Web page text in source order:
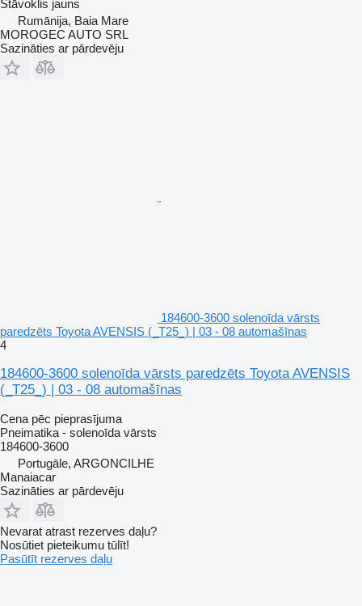
Stāvoklis jauns
Rumānija, Baia Mare
MOROGEC AUTO SRL
Sazināties ar pārdevēju
184600-3600 solenoīda vārsts
paredzēts Toyota AVENSIS (_T25_) | 03 - 08 automašīnas
4
184600-3600 solenoīda vārsts paredzēts Toyota AVENSIS
(_T25_) | 03 - 08 automašīnas
Cena pēc pieprasījuma
Pneimatika - solenoīda vārsts
184600-3600
Portugāle, ARGONCILHE
Manaiacar
Sazināties ar pārdevēju
Nevarat atrast rezerves daļu?
Nosūtiet pieteikumu tūlīt!
Pasūtīt rezerves daļu